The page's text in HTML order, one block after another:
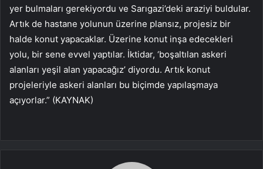
yer bulmaları gerekiyordu ve Sarıgazi’deki araziyi buldular.
Artık de hastane yolunun üzerine plansız, projesiz bir
halde konut yapacaklar. Üzerine konut inşa edecekleri
yolu, bir sene evvel yaptılar. İktidar, ‘boşaltılan askeri
alanları yeşil alan yapacağız’ diyordu. Artık konut
projeleriyle askeri alanları bu biçimde yapılaşmaya
açıyorlar.” (KAYNAK)